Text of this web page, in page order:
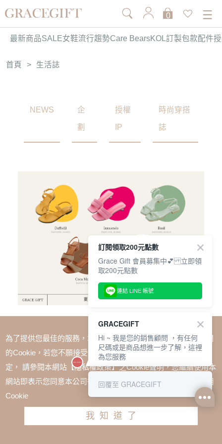
0
最新商品SALE女鞋流行趨勢Care BearsKOL訂製包款配件
首頁 > 生活誌
NEWS 企
劃
授權
IP
時尚穿搭
誌
夏季流行色穿搭計畫，今年的夏天你
是什麼顏色！
為了提供您最佳的服務，本網站會在您的電腦中放置並取用我們
的Cookie，若您不願接受Cookie時應如何變更電腦的Cookie設
定， 請參閱本網站【隱私權政策】之Cookie聲明，您繼續使用本
網站即表示您同意本公司得按本網站使用條款之Cookie聲明使用
Cookie
我知道了
訂閱領取200元點數
Grace Gift 會員募集中💕 立即領
取200元點數
連結 LINE 帳號
GRACEGIFT
Hi ~ 我是您的銷售顧問 ，有任何
尺碼或是商品想進一步了解，這裡
為您服務
回覆至 GRACEGIFT